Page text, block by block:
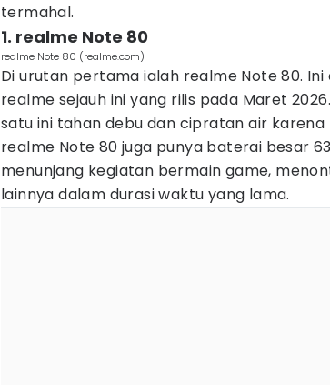
termahal.
1. realme Note 80
realme Note 80 (realme.com)
Di urutan pertama ialah realme Note 80.
realme sejauh ini yang rilis pada Maret
satu ini tahan debu dan cipratan air karena
realme Note 80 juga punya baterai besar
menunjang kegiatan bermain game,
lainnya dalam durasi waktu yang lama.